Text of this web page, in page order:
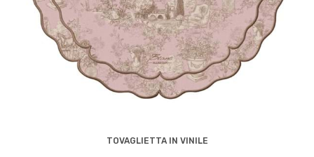
TOVAGLIETTA IN VINILE